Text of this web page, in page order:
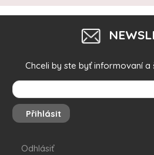
Chceli by ste byť informovaní a
Přihlásit
Odhlásiť